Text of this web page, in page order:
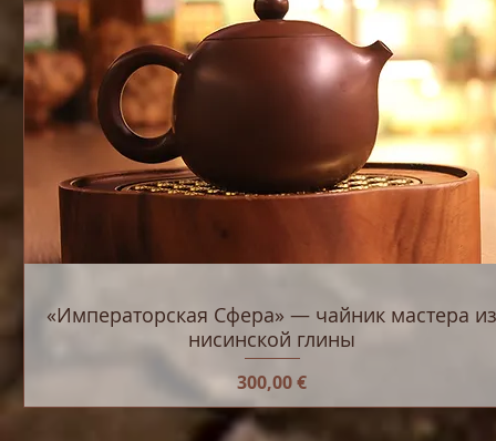
«Императорская Сфера» — чайник мастера из
нисинской глины
Цена
300,00 €